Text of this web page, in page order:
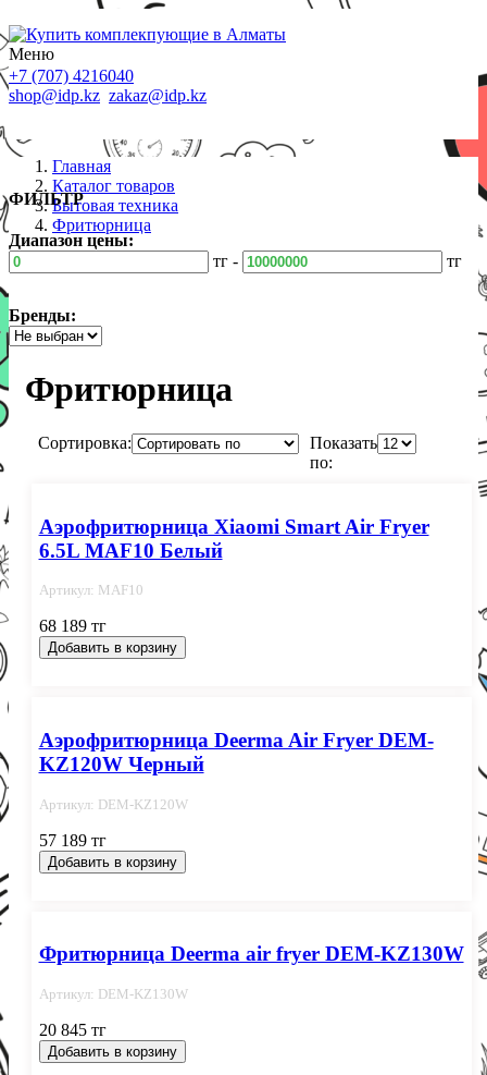
Меню
+7 (707) 4216040
shop@idp.kz zakaz@idp.kz
Главная
Каталог товаров
Бытовая техника
Фритюрница
ФИЛЬТР
Диапазон цены:
тг -
тг
Бренды:
Фритюрница
Сортировка:
Показать
по:
Aэрофритюрница Xiaomi Smart Air Fryer
6.5L MAF10 Белый
Артикул: MAF10
68 189 тг
Добавить в корзину
Аэрофритюрница Deerma Air Fryer DEM-
KZ120W Черный
Артикул: DEM-KZ120W
57 189 тг
Добавить в корзину
Фритюрница Deerma air fryer DEM-KZ130W
Артикул: DEM-KZ130W
20 845 тг
Добавить в корзину